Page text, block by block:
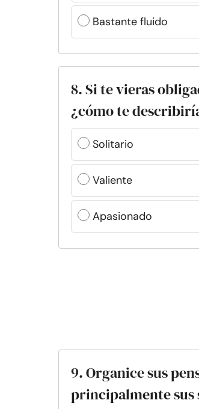
Bastante fluido
8. Si te vieras
¿cómo te
Solitario
Valiente
Apasionado
9. Organice sus
principalmente sus